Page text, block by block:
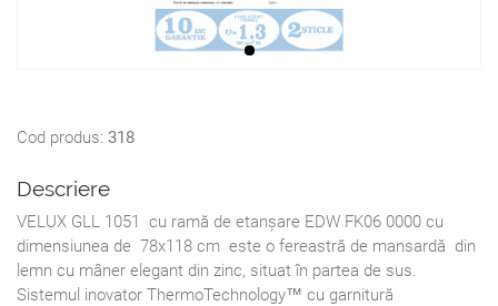
Cod produs: 318
Descriere
VELUX GLL 1051 cu ramă de etanșare EDW FK06 0000 cu
dimensiunea de 78x118 cm este o fereastră de mansardă din
lemn cu mâner elegant din zinc, situat în partea de sus.
Sistemul inovator ThermoTechnology™ cu garnitură